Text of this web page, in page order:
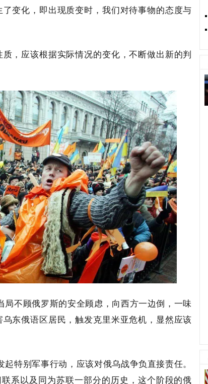
变化，即出现质变时，我们对待事物的态度与
，应该根据实际情况的变化，不断做出新的判
不顾俄罗斯的安全顾虑，向西方一边倒，一味
东俄语区居民，触发克里米亚危机，显然应该
特别军事行动，应该对俄乌战争负直接责任。
系以及同为苏联一部分的历史，这个阶段的俄